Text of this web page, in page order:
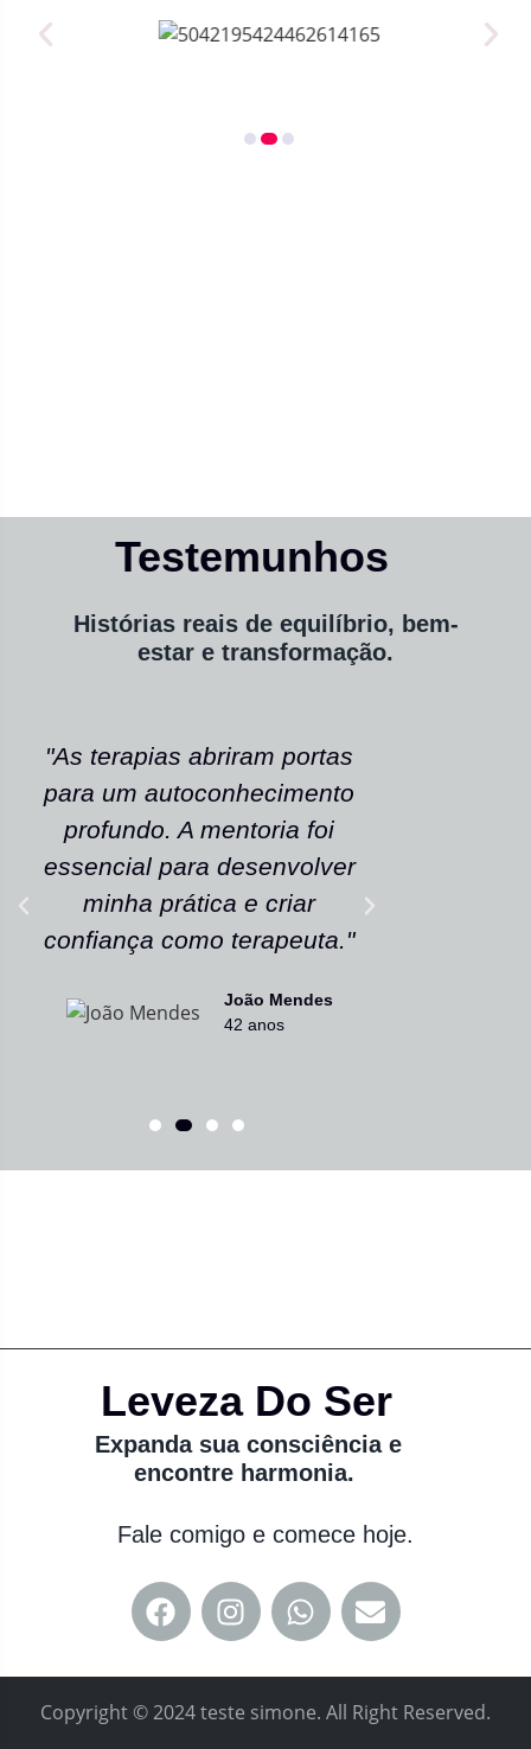
Testemunhos
Histórias reais de equilíbrio, bem-
estar e transformação.
"As terapias abriram portas
para um autoconhecimento
profundo. A mentoria foi
essencial para desenvolver
minha prática e criar
confiança como terapeuta."
João Mendes
42 anos
Leveza Do Ser
Expanda sua consciência e
encontre harmonia.
Fale comigo e comece hoje.
Copyright © 2024 teste simone. All Right Reserved.